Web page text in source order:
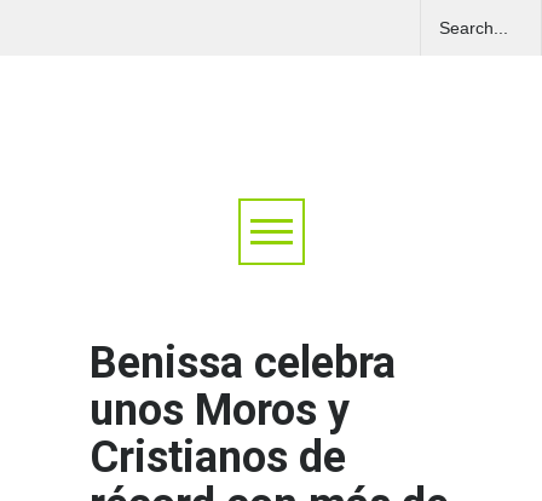
Benissa celebra
unos Moros y
Cristianos de